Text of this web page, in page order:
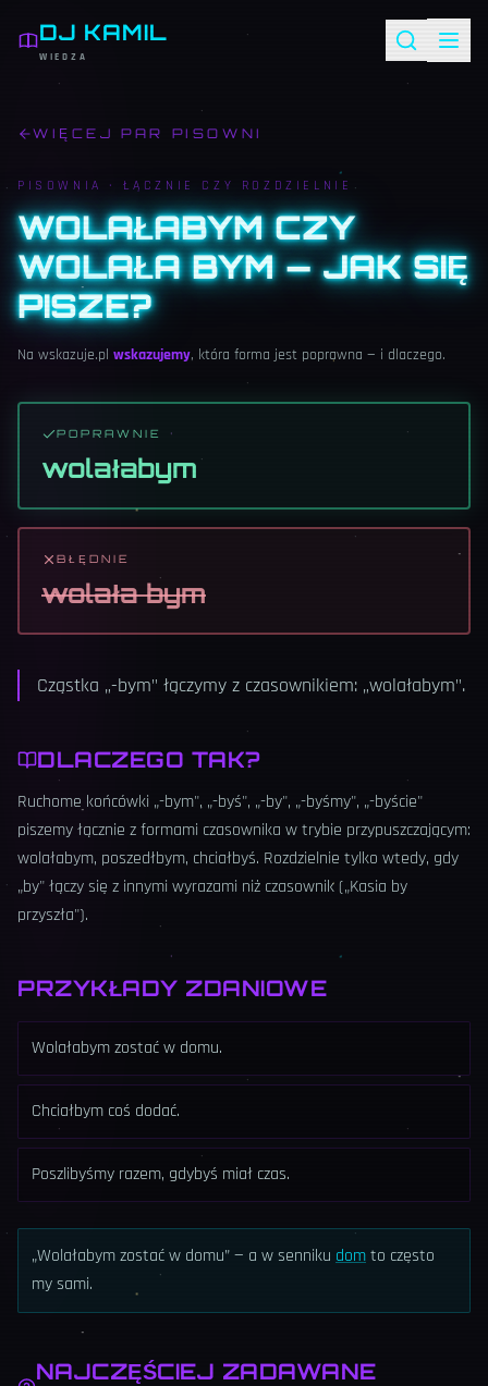
DJ KAMIL
WIEDZA
WIĘCEJ PAR PISOWNI
PISOWNIA · ŁĄCZNIE CZY ROZDZIELNIE
WOLAŁABYM CZY
WOLAŁA BYM — JAK SIĘ
PISZE?
Na wskazuje.pl wskazujemy, która forma jest poprawna — i dlaczego.
POPRAWNIE
wolałabym
BŁĘDNIE
wolała bym
Cząstka „-bym" łączymy z czasownikiem: „wolałabym".
DLACZEGO TAK?
Ruchome końcówki „-bym", „-byś", „-by", „-byśmy", „-byście"
piszemy łącznie z formami czasownika w trybie przypuszczającym:
wolałabym, poszedłbym, chciałbyś. Rozdzielnie tylko wtedy, gdy
„by" łączy się z innymi wyrazami niż czasownik („Kasia by
przyszła").
PRZYKŁADY ZDANIOWE
Wolałabym zostać w domu.
Chciałbym coś dodać.
Poszlibyśmy razem, gdybyś miał czas.
„Wolałabym zostać w domu” — a w senniku domto często
my sami.
NAJCZĘŚCIEJ ZADAWANE